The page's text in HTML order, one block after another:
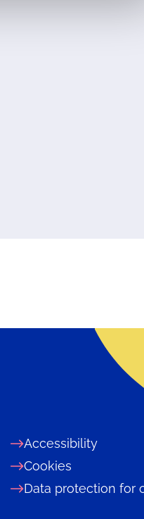
Accessibility
Cookies
Data protection for